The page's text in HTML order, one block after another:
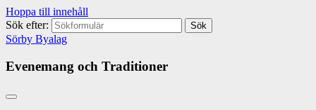
Hoppa till innehåll
Sök efter:
Sörby Byalag
Evenemang och Traditioner